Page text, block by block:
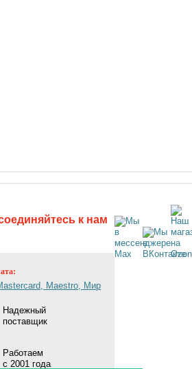
к нам
Надежный
поставщик
Работаем
с 2001 года